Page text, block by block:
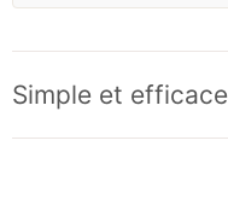
Simple et efficace